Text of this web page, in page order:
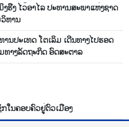
ຮືງ ໄວ້ອາໄລ ປະທານສະພາແຫ່ງຊາດ
ຫານ
ນປະເທດ ໂຕເລິມ ເດີນທາງໄປຮອດ
ທາງລັດຖະກິດ ອົດສະຕາລ
ໃນ​ຄອບ​ຄົວ​ຢູ່​ຕົວ​ເມືອງ